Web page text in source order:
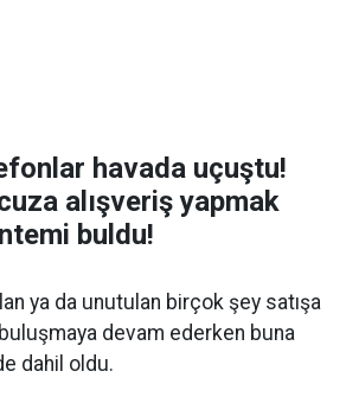
havada uçuştu!
alışveriş yapmak
buldu!
ya da unutulan birçok şey satışa
buluşmaya devam ederken buna
dahil oldu.